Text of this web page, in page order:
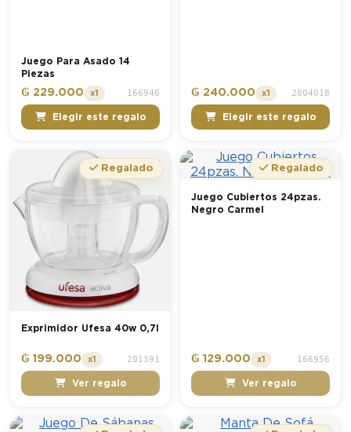
Juego Para Asado 14
Piezas
₲ 229.000 x1 166946
Elegir este regalo
₲ 240.000 x1 2804018
Elegir este regalo
Regalado
Exprimidor Ufesa 40w 0,7l
₲ 199.000 x1 201391
Ver regalo
Regalado
Juego Cubiertos 24pzas.
Negro Carmel
₲ 129.000 x1 166956
Ver regalo